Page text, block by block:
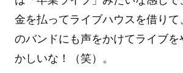
金を払ってライブハウスを借り
のバンドにも声をかけてライブ
かしいな！（笑）。